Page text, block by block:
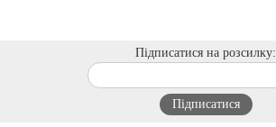
Підписатися на розсилку: